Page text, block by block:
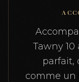
Tawny
parfait,
comme un